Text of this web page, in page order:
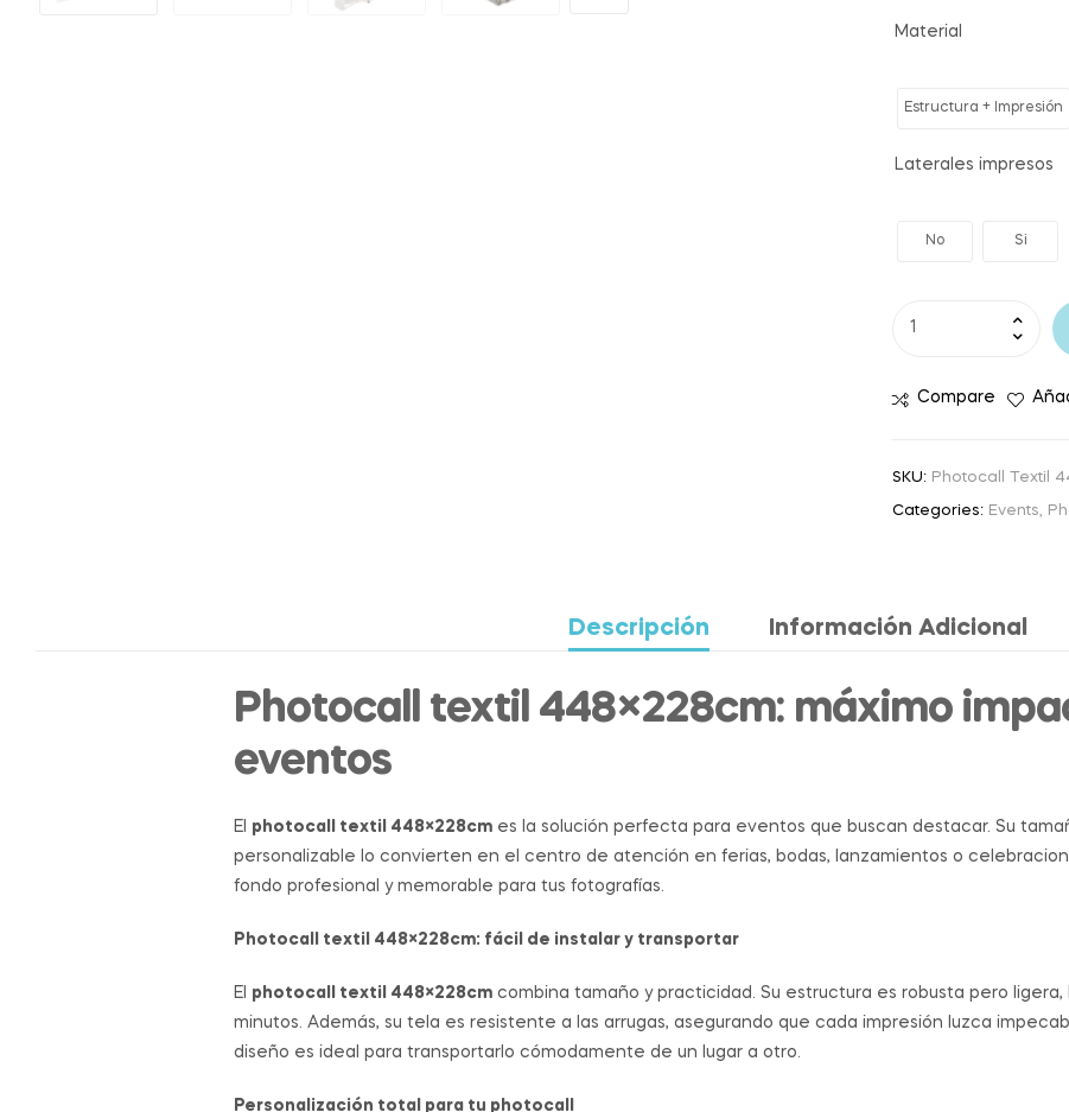
Material
Estructura + Impresión
Laterales impresos
No Si
Compare
SKU: Photocall Textil
Categories: Events
Descripción Información Adicional
Photocall textil 448×228cm: máximo
eventos
El photocall textil 448×228cm es la solución perfecta para eventos que buscan destacar. Su
personalizable lo convierten en el centro de atención en ferias, bodas, lanzamientos o
fondo profesional y memorable para tus fotografías.
Photocall textil 448×228cm: fácil de instalar y transportar
El photocall textil 448×228cm combina tamaño y practicidad. Su estructura es robusta pero
minutos. Además, su tela es resistente a las arrugas, asegurando que cada impresión luzca
diseño es ideal para transportarlo cómodamente de un lugar a otro.
Personalización total para tu photocall